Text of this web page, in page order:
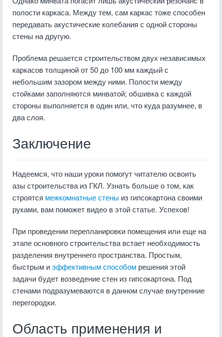
полости каркаса. Между тем, сам каркас тоже способен
передавать акустические колебания с одной стороны
стены на другую.
Проблема решается строительством двух независимых
каркасов толщиной от 50 до 100 мм каждый с
небольшим зазором между ними. Полости между
стойками заполняются минватой; обшивка с каждой
стороны выполняется в один или, что куда разумнее, в
два слоя.
Заключение
Надеемся, что наши уроки помогут читателю освоить
азы строительства из ГКЛ. Узнать больше о том, как
строятся межкомнатные стены из гипсокартона своими
руками, вам поможет видео в этой статье. Успехов!
При проведении перепланировки помещения или еще на
этапе основного строительства встает необходимость
разделения внутреннего пространства. Простым,
быстрым иэффективным способом решения этой
задачи будет возведение стен из гипсокартона. Под
стенами подразумеваются в данном случае внутренние
перегородки.
Область применения и